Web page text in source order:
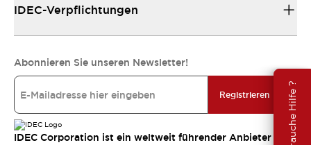
Brauche Hilfe ?
IDEC-Verpflichtungen
Abonnieren Sie unseren Newsletter!
Registrieren
IDEC Corporation ist ein weltweit führender Anbieter